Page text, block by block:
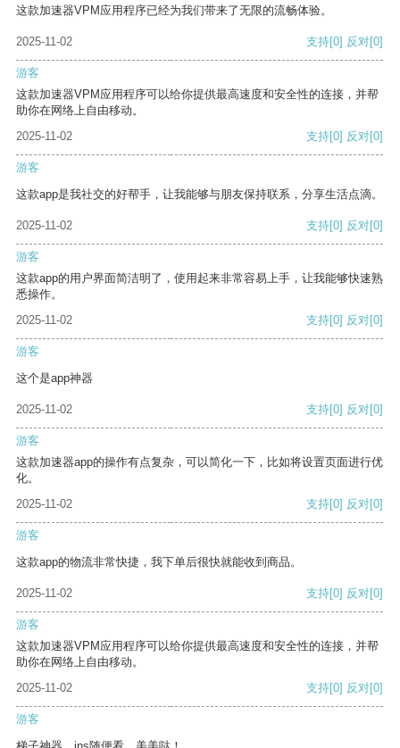
这款加速器VPM应用程序已经为我们带来了无限的流畅体验。
2025-11-02 支持[0] 反对[0]
游客
这款加速器VPM应用程序可以给你提供最高速度和安全性的连接，并帮
助你在网络上自由移动。
2025-11-02
支持[0] 反对[0]
游客
这款app是我社交的好帮手，让我能够与朋友保持联系，分享生活点滴。
2025-11-02 支持[0] 反对[0]
游客
这款app的用户界面简洁明了，使用起来非常容易上手，让我能够快速熟
悉操作。
2025-11-02
支持[0] 反对[0]
游客
这个是app神器
2025-11-02 支持[0] 反对[0]
游客
这款加速器app的操作有点复杂，可以简化一下，比如将设置页面进行优
化。
2025-11-02
支持[0] 反对[0]
游客
这款app的物流非常快捷，我下单后很快就能收到商品。
2025-11-02 支持[0] 反对[0]
游客
这款加速器VPM应用程序可以给你提供最高速度和安全性的连接，并帮
助你在网络上自由移动。
2025-11-02
支持[0] 反对[0]
游客